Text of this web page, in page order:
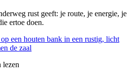
rust geeft: je route, je energie, je
ertoe doen.
lezen